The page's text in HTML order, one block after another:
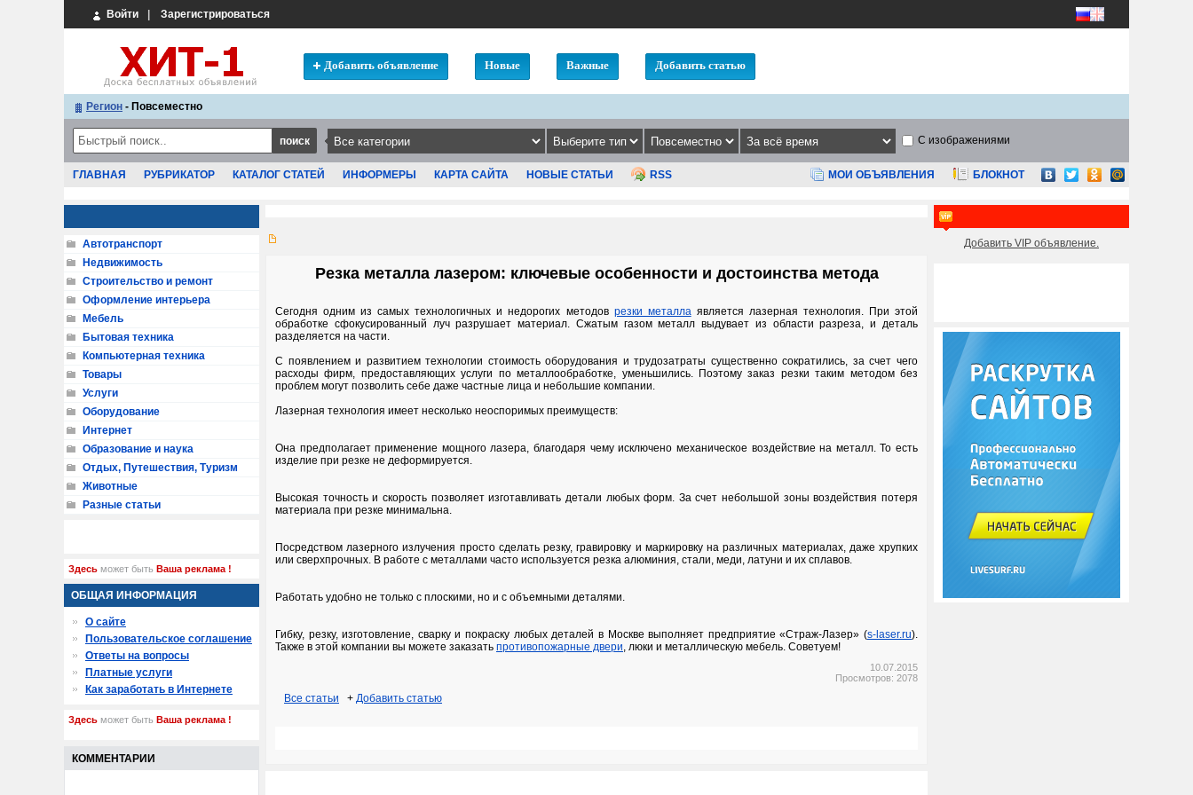
Войти Зарегистрироваться
Добавить объявление Новые Важные Добавить статью
Регион - Повсеместно
С изображениями
ГЛАВНАЯ РУБРИКАТОР КАТАЛОГ СТАТЕЙ ИНФОРМЕРЫ КАРТА САЙТА НОВЫЕ СТАТЬИ RSS МОИ ОБЪЯВЛЕНИЯ БЛОКНОТ
Резка металла лазером: ключевые особенности и достоинства метода
Сегодня одним из самых технологичных и недорогих методов резки металлаявляется лазерная технология. При этой
обработке сфокусированный луч разрушает материал. Сжатым газом металл выдувает из области разреза, и деталь
разделяется на части.
С появлением и развитием технологии стоимость оборудования и трудозатраты существенно сократились, за счет чего
расходы фирм, предоставляющих услуги по металлообработке, уменьшились. Поэтому заказ резки таким методом без
проблем могут позволить себе даже частные лица и небольшие компании.
Лазерная технология имеет несколько неоспоримых преимуществ:
Она предполагает применение мощного лазера, благодаря чему исключено механическое воздействие на металл. То есть
изделие при резке не деформируется.
Высокая точность и скорость позволяет изготавливать детали любых форм. За счет небольшой зоны воздействия потеря
материала при резке минимальна.
Посредством лазерного излучения просто сделать резку, гравировку и маркировку на различных материалах, даже хрупких
или сверхпрочных. В работе с металлами часто используется резка алюминия, стали, меди, латуни и их сплавов.
Работать удобно не только с плоскими, но и с объемными деталями.
Гибку, резку, изготовление, сварку и покраску любых деталей в Москве выполняет предприятие «Страж-Лазер» (s-laser.ru).
Также в этой компании вы можете заказать противопожарные двери, люки и металлическую мебель. Советуем!
10.07.2015
Просмотров: 2078
Все статьи + Добавить статью
Автотранспорт
Недвижимость
Строительство и ремонт
Оформление интерьера
Мебель
Бытовая техника
Компьютерная техника
Товары
Услуги
Оборудование
Интернет
Образование и наука
Отдых, Путешествия, Туризм
Животные
Разные статьи
Здесь может быть Ваша реклама !
ОБЩАЯ ИНФОРМАЦИЯ
О сайте
Пользовательское соглашение
Ответы на вопросы
Платные услуги
Как заработать в Интернете
Здесь может быть Ваша реклама !
КОММЕНТАРИИ
Добавить VIP объявление.